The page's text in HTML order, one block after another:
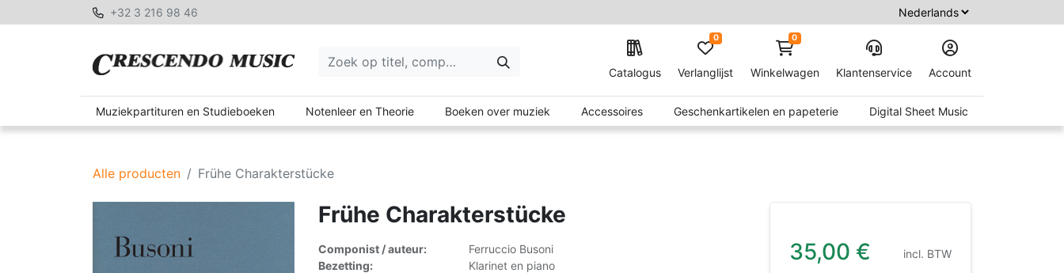
+32 3 216 98 46
Catalogus Verlanglijst
0 0
Winkelwagen Klantenservice Account
Muziekpartituren en Studieboeken Notenleer en Theorie Boeken over muziek Accessoires Geschenkartikelen en papeterie Digital Sheet Music
Alle producten Frühe Charakterstücke
Frühe Charakterstücke
Componist / auteur:
Ferruccio Busoni
Bezetting:
Klarinet en piano
35,00 € incl. BTW